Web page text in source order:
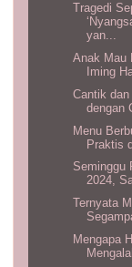
Tragedi
yan...
Anak Mau
Iming
Cantik
dengan
Menu
Praktis
Seminggu
2024,
Ternyata
Mengapa